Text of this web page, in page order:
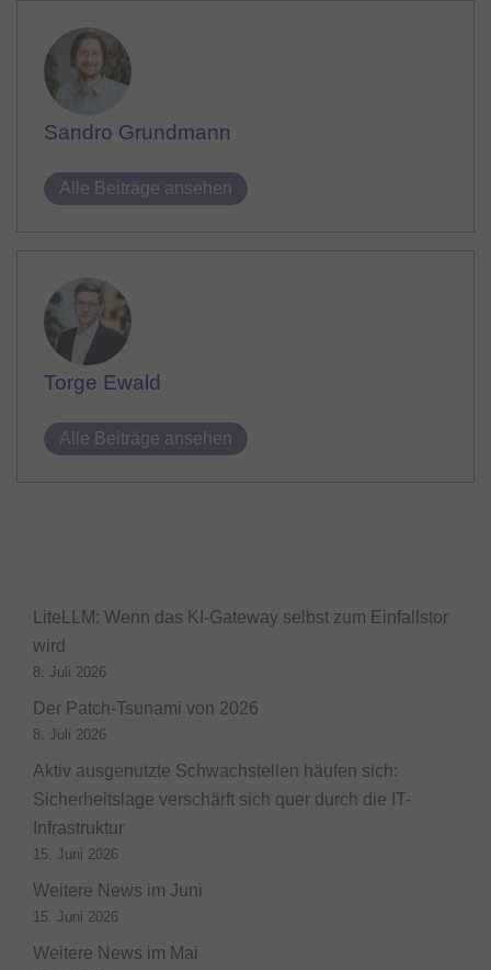
Sandro Grundmann
Alle Beiträge ansehen
Torge Ewald
Alle Beiträge ansehen
LiteLLM: Wenn das KI-Gateway selbst zum Einfallstor
wird
8. Juli 2026
Der Patch-Tsunami von 2026
8. Juli 2026
Aktiv ausgenutzte Schwachstellen häufen sich:
Sicherheitslage verschärft sich quer durch die IT-
Infrastruktur
15. Juni 2026
Weitere News im Juni
15. Juni 2026
Weitere News im Mai